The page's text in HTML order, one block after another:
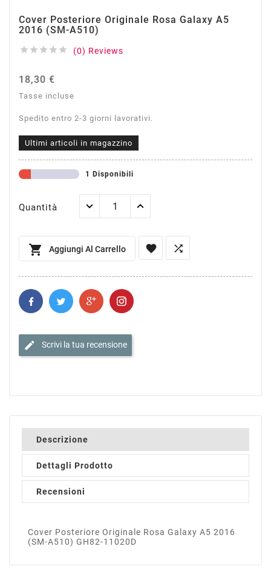
Cover Posteriore Originale Rosa Galaxy A5
2016 (SM-A510)
     (0) Reviews
18,30 €
Tasse incluse
Spedito entro 2-3 giorni lavorativi.
Ultimi articoli in magazzino
1 Disponibili
Quantità
 Aggiungi Al Carrello  
edit Scrivi la tua recensione
Descrizione
Dettagli Prodotto
Recensioni
Cover Posteriore Originale Rosa Galaxy A5 2016
(SM-A510) GH82-11020D